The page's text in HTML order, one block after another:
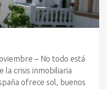
– No todo está
la crisis inmobiliaria
ofrece sol, buenos